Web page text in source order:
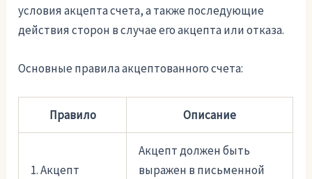
условия акцепта счета, а также последующие
действия сторон в случае его акцепта или отказа.
Основные правила акцептованного счета:
Правило Описание
1. Акцепт
Акцепт должен быть
выражен в письменной